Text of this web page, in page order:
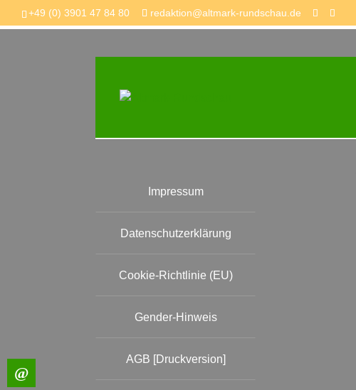
+49 (0) 3901 47 84 80 redaktion@altmark-rundschau.de
Impressum
Datenschutzerklärung
Cookie-Richtlinie (EU)
Gender-Hinweis
AGB [Druckversion]